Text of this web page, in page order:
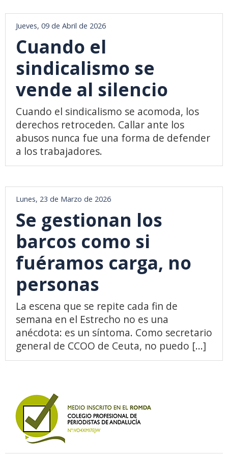
Jueves, 09 de Abril de 2026
Cuando el
sindicalismo se
vende al silencio
Cuando el sindicalismo se acomoda, los
derechos retroceden. Callar ante los
abusos nunca fue una forma de defender
a los trabajadores.
Lunes, 23 de Marzo de 2026
Se gestionan los
barcos como si
fuéramos carga, no
personas
La escena que se repite cada fin de
semana en el Estrecho no es una
anécdota: es un síntoma. Como secretario
general de CCOO de Ceuta, no puedo [...]